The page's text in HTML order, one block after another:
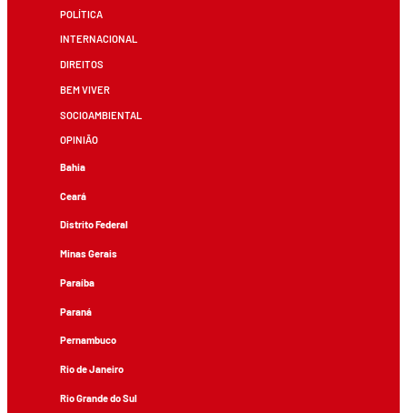
POLÍTICA
INTERNACIONAL
DIREITOS
BEM VIVER
SOCIOAMBIENTAL
OPINIÃO
Bahia
Ceará
Distrito Federal
Minas Gerais
Paraíba
Paraná
Pernambuco
Rio de Janeiro
Rio Grande do Sul